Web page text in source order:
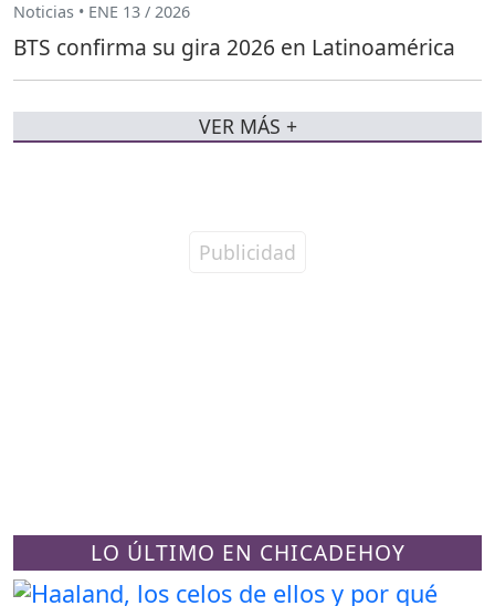
LO ÚLTIMO EN CHICADEHOY
Noticias • ENE 13 / 2026
BTS confirma su gira 2026 en Latinoamérica
VER MÁS +